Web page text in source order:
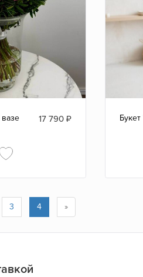
17 790 ₽
3 4 »